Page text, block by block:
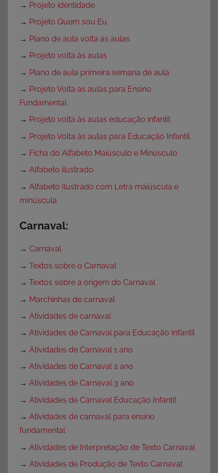
→ Projeto identidade
→ Projeto Quem sou Eu
→ Plano de aula volta às aulas
→ Projeto volta às aulas
→ Plano de aula primeira semana de aula
→ Projeto Volta às aulas para Ensino
Fundamental
→ Projeto volta às aulas educação infantil
→ Projeto Volta às aulas para Educação Infantil
→ Ficha do Alfabeto Maiúsculo e Minúsculo
→ Alfabeto ilustrado
→ Alfabeto Ilustrado com Letra maiúscula e
minúscula
Carnaval:
→ Carnaval
→ Textos sobre o Carnaval
→ Textos sobre a origem do Carnaval
→ Marchinhas de carnaval
→ Atividades de carnaval
→ Atividades de Carnaval para Educação Infantil
→ Atividades de Carnaval 1 ano
→ Atividades de Carnaval 2 ano
→ Atividades de Carnaval 3 ano
→ Atividades de Carnaval Educação Infantil
→ Atividades de carnaval para ensino
fundamental
→ Atividades de Interpretação de Texto Carnaval
→ Atividades de Produção de Texto Carnaval